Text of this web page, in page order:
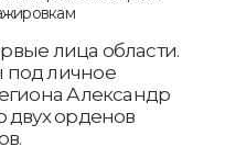
лица области.
под личное
Александр
двух орденов